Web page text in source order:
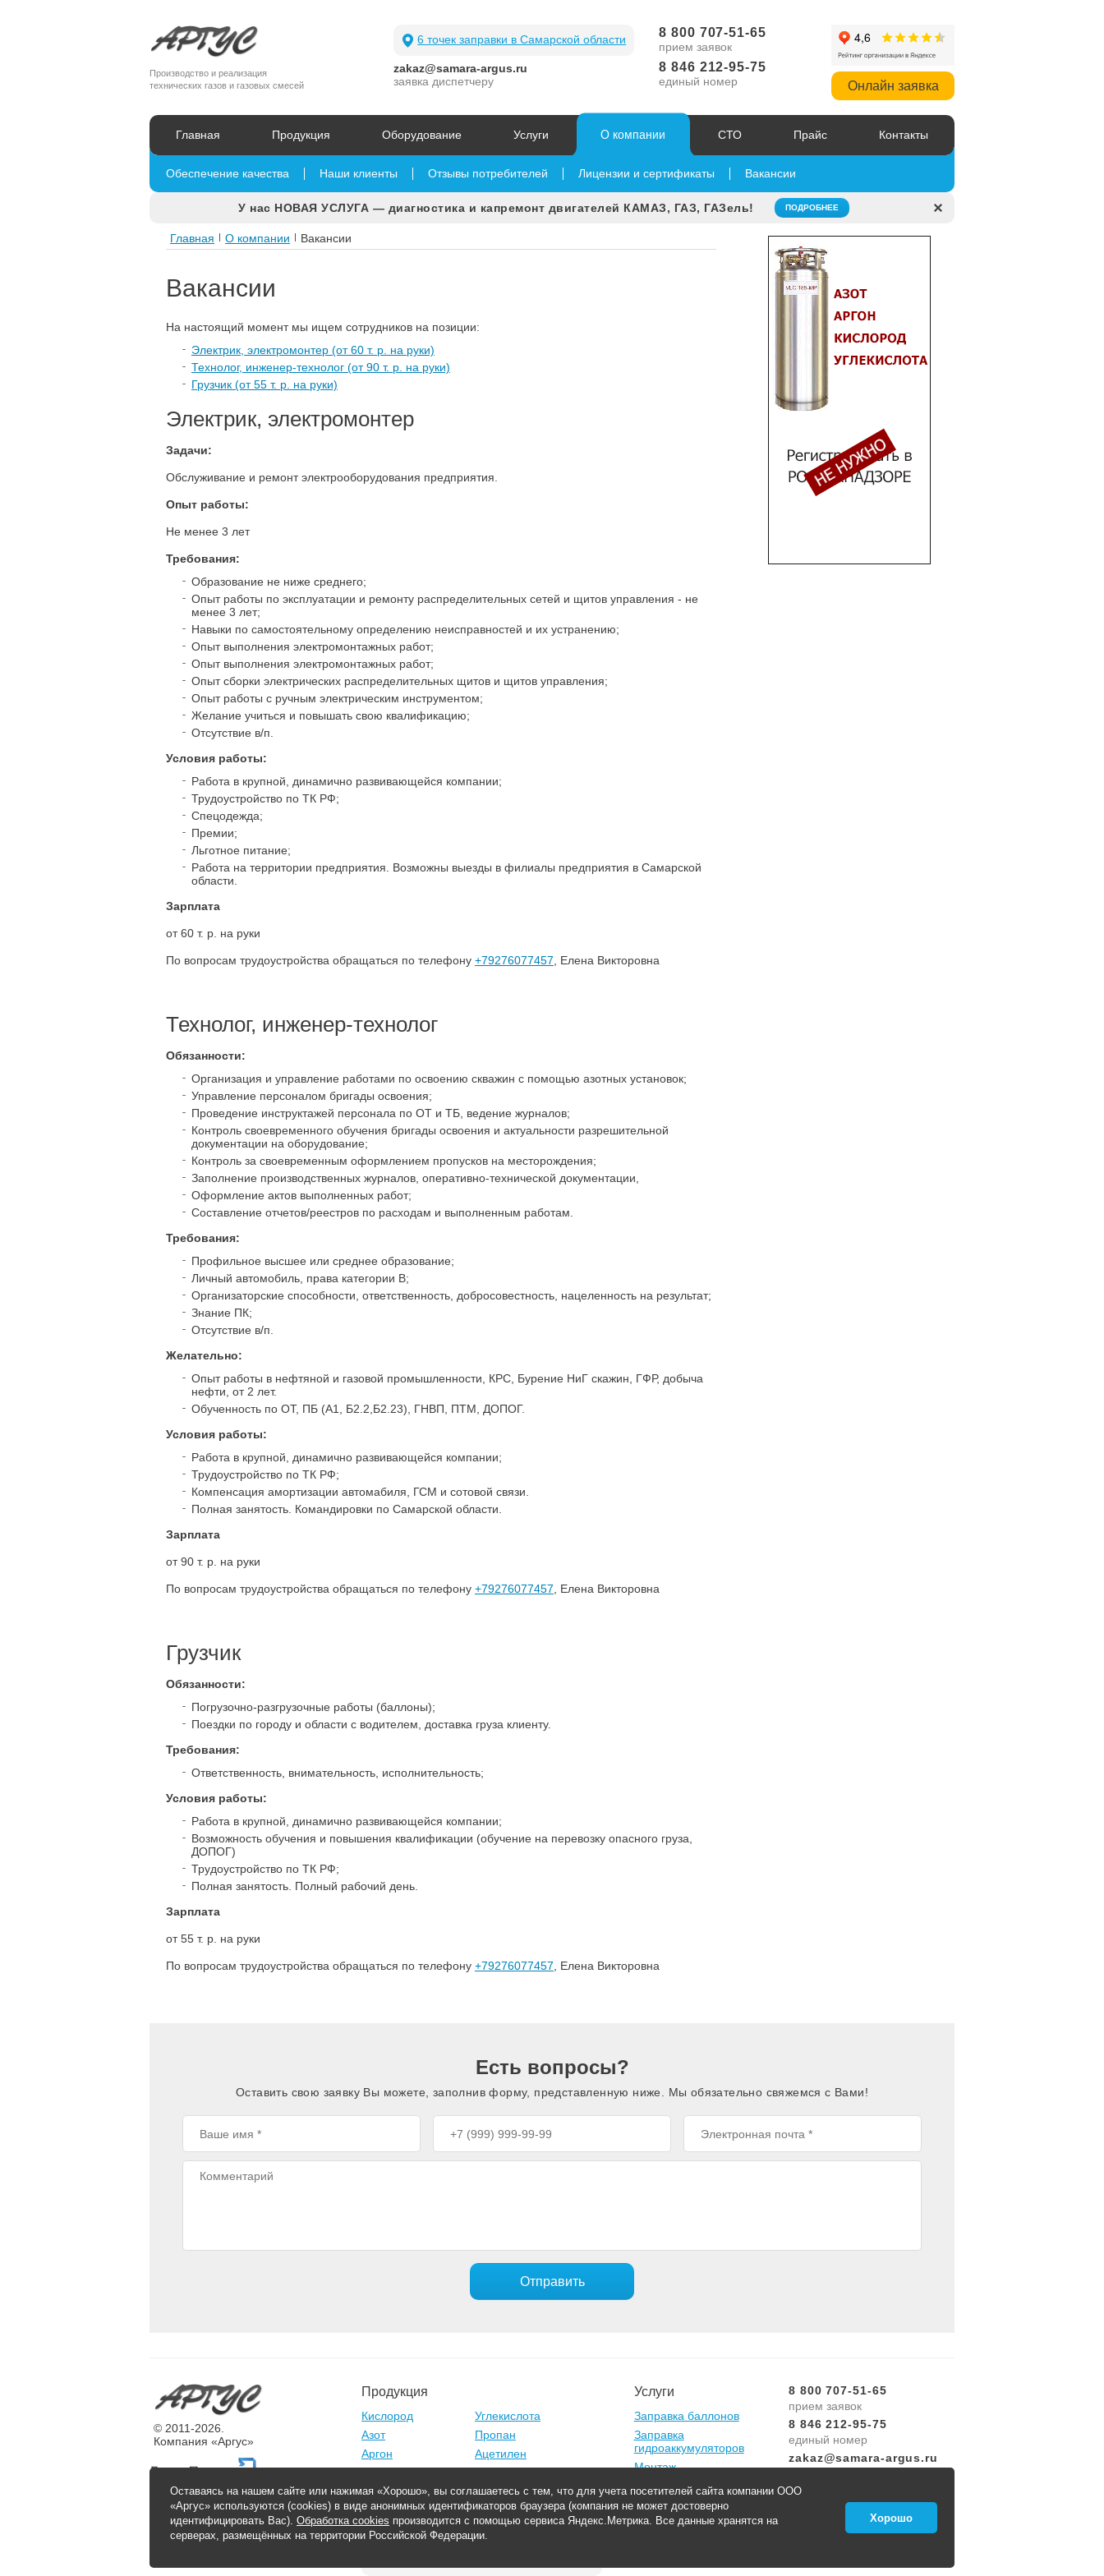
Оставаясь на нашем сайте или нажимая «Хорошо», вы соглашаетесь с тем, что для учета посетителей сайта компании ООО
«Аргус» используются (cookies) в виде анонимных идентификаторов браузера (компания не может достоверно
идентифицировать Вас). Обработка cookies производится с помощью сервиса Яндекс.Метрика. Все данные хранятся на
серверах, размещённых на территории Российской Федерации.
Хорошо
Производство и реализация
технических газов и газовых смесей
6 точек заправки в Самарской области
zakaz@samara-argus.ru
заявка диспетчеру
8 800 707-51-65
прием заявок
8 846 212-95-75
единый номер Онлайн заявка
Главная Продукция Оборудование Услуги О компании СТО Прайс Контакты
Обеспечение качества Наши клиенты Отзывы потребителей Лицензии и сертификаты Вакансии
У нас НОВАЯ УСЛУГА — диагностика и капремонт двигателей КАМАЗ, ГАЗ, ГАЗель! ПОДРОБНЕЕ
Главная | О компании | Вакансии
Вакансии
На настоящий момент мы ищем сотрудников на позиции:
Электрик, электромонтер (от 60 т. р. на руки)
Технолог, инженер-технолог (от 90 т. р. на руки)
Грузчик (от 55 т. р. на руки)
Электрик, электромонтер
Задачи:
Обслуживание и ремонт электрооборудования предприятия.
Опыт работы:
Не менее 3 лет
Требования:
Образование не ниже среднего;
Опыт работы по эксплуатации и ремонту распределительных сетей и щитов управления - не
менее 3 лет;
Навыки по самостоятельному определению неисправностей и их устранению;
Опыт выполнения электромонтажных работ;
Опыт выполнения электромонтажных работ;
Опыт сборки электрических распределительных щитов и щитов управления;
Опыт работы с ручным электрическим инструментом;
Желание учиться и повышать свою квалификацию;
Отсутствие в/п.
Условия работы:
Работа в крупной, динамично развивающейся компании;
Трудоустройство по ТК РФ;
Спецодежда;
Премии;
Льготное питание;
Работа на территории предприятия. Возможны выезды в филиалы предприятия в Самарской
области.
Зарплата
от 60 т. р. на руки
По вопросам трудоустройства обращаться по телефону +79276077457 , Елена Викторовна
Технолог, инженер-технолог
Обязанности:
Организация и управление работами по освоению скважин с помощью азотных установок;
Управление персоналом бригады освоения;
Проведение инструктажей персонала по ОТ и ТБ, ведение журналов;
Контроль своевременного обучения бригады освоения и актуальности разрешительной
документации на оборудование;
Контроль за своевременным оформлением пропусков на месторождения;
Заполнение производственных журналов, оперативно-технической документации,
Оформление актов выполненных работ;
Составление отчетов/реестров по расходам и выполненным работам.
Требования:
Профильное высшее или среднее образование;
Личный автомобиль, права категории В;
Организаторские способности, ответственность, добросовестность, нацеленность на результат;
Знание ПК;
Отсутствие в/п.
Желательно:
Опыт работы в нефтяной и газовой промышленности, КРС, Бурение НиГ скажин, ГФР, добыча
нефти, от 2 лет.
Обученность по ОТ, ПБ (A1, Б2.2,Б2.23), ГНВП, ПТМ, ДОПОГ.
Условия работы:
Работа в крупной, динамично развивающейся компании;
Трудоустройство по ТК РФ;
Компенсация амортизации автомабиля, ГСМ и сотовой связи.
Полная занятость. Командировки по Самарской области.
Зарплата
от 90 т. р. на руки
По вопросам трудоустройства обращаться по телефону +79276077457 , Елена Викторовна
Грузчик
Обязанности:
Погрузочно-разгрузочные работы (баллоны);
Поездки по городу и области с водителем, доставка груза клиенту.
Требования:
Ответственность, внимательность, исполнительность;
Условия работы:
Работа в крупной, динамично развивающейся компании;
Возможность обучения и повышения квалификации (обучение на перевозку опасного груза,
ДОПОГ)
Трудоустройство по ТК РФ;
Полная занятость. Полный рабочий день.
Зарплата
от 55 т. р. на руки
По вопросам трудоустройства обращаться по телефону +79276077457 , Елена Викторовна
Есть вопросы?
Оставить свою заявку Вы можете, заполнив форму, представленную ниже. Мы обязательно свяжемся с Вами!
Отправить
© 2011-2026.
Компания «Аргус»
Продукция
Кислород
Азот
Аргон
Углекислота
Пропан
Ацетилен
Услуги
Заправка баллонов
Заправка
гидроаккумуляторов
Монтаж
Освоение скважин
г. Самара,Управленческий тупик, 7/1
8 800 707-51-65
прием заявок
8 846 212-95-75
единый номер
zakaz@samara-argus.ru
Онлайн заявка
Разработка и продвижение сайта